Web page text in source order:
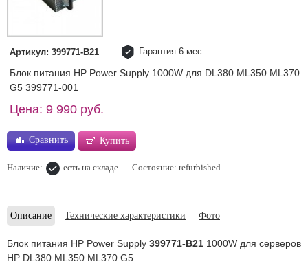
Артикул: 399771-B21 Гарантия 6 мес.
Блок питания HP Power Supply 1000W для DL380 ML350 ML370
G5 399771-001
Цена: 9 990 руб.
Сравнить Купить
Наличие: есть на складе Состояние: refurbished
Описание Технические характеристики Фото
Блок питания HP Power Supply 399771-B21 1000W для серверов
HP DL380 ML350 ML370 G5